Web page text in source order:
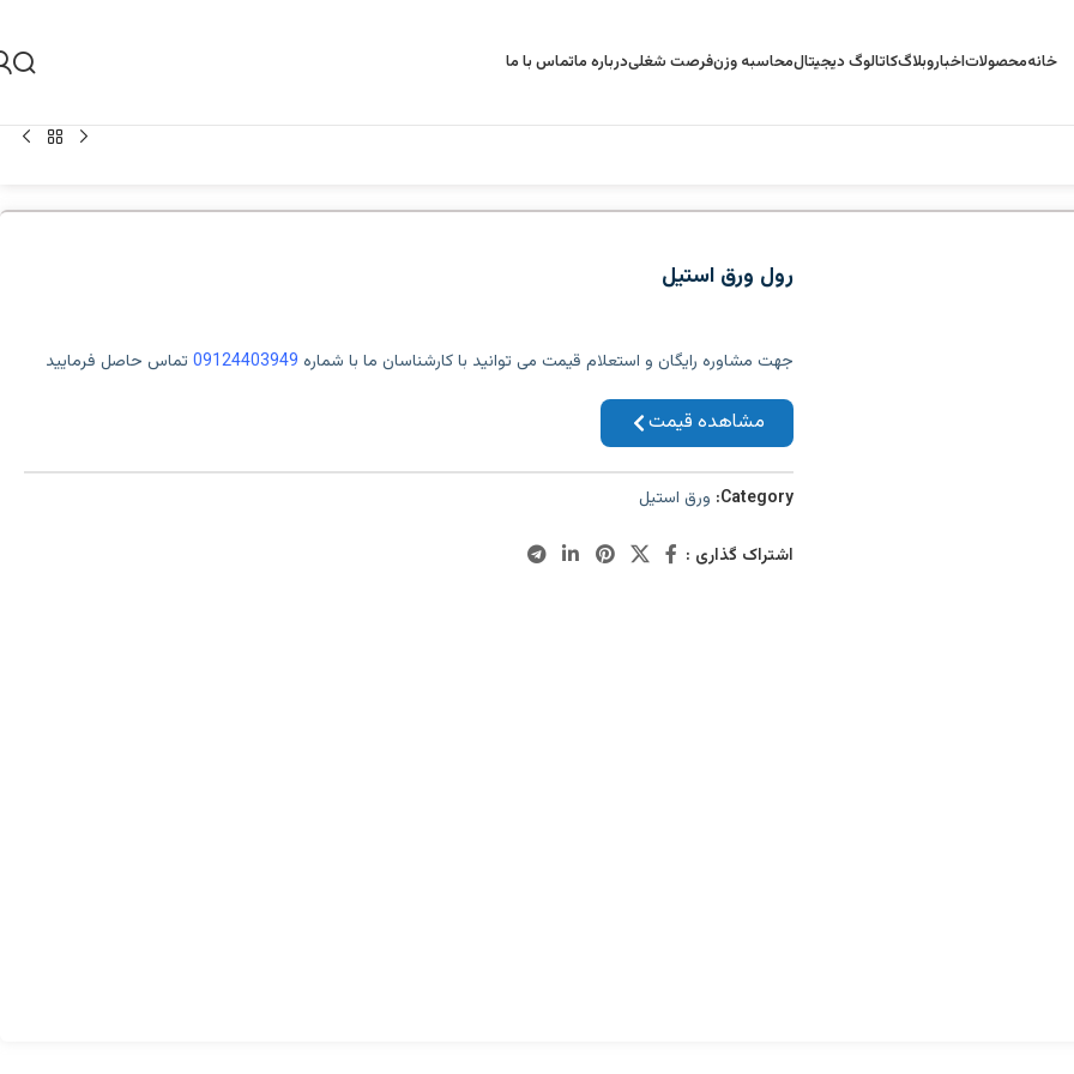
خانهمحصولاتاخباروبلاگکاتالوگ دیجیتالمحاسبه وزنفرصت شغلیدرباره ماتماس با ما
رول ورق استیل
جهت مشاوره رایگان و استعلام قیمت می توانید با کارشناسان ما با شماره 09124403949 تماس حاصل فرمایید
مشاهده قیمت
Category: ورق استیل
اشتراک گذاری :